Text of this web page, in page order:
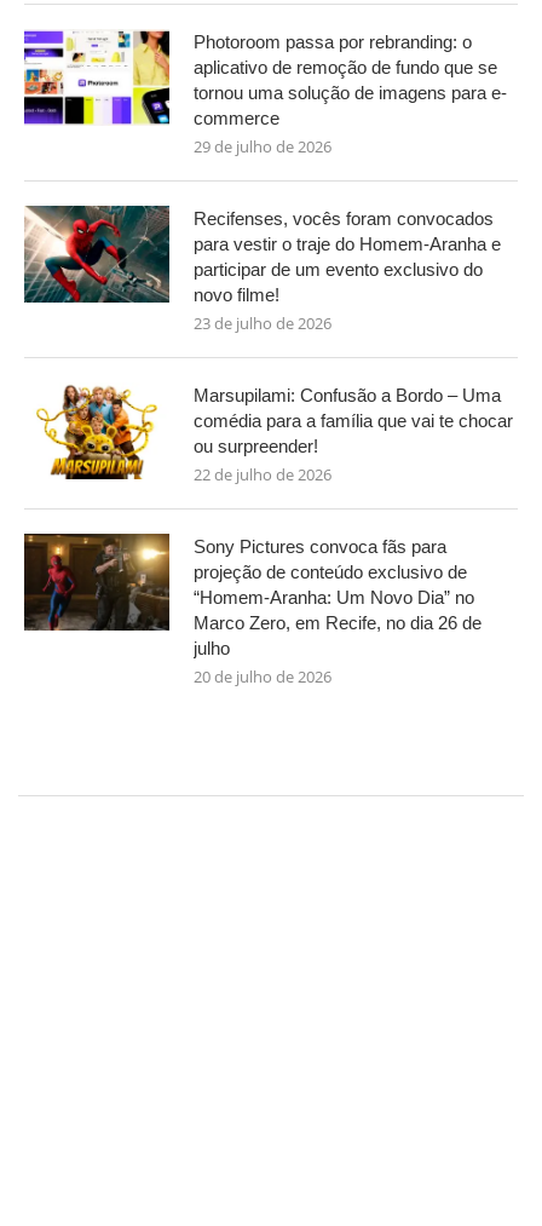
Photoroom passa por rebranding: o
aplicativo de remoção de fundo que se
tornou uma solução de imagens para e-
commerce
29 de julho de 2026
Recifenses, vocês foram convocados
para vestir o traje do Homem-Aranha e
participar de um evento exclusivo do
novo filme!
23 de julho de 2026
Marsupilami: Confusão a Bordo – Uma
comédia para a família que vai te chocar
ou surpreender!
22 de julho de 2026
Sony Pictures convoca fãs para
projeção de conteúdo exclusivo de
“Homem-Aranha: Um Novo Dia” no
Marco Zero, em Recife, no dia 26 de
julho
20 de julho de 2026